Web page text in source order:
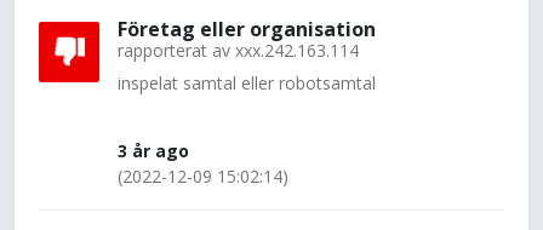
Företag eller organisation
rapporterat av xxx.242.163.114
inspelat samtal eller robotsamtal
3 år ago
(2022-12-09 15:02:14)